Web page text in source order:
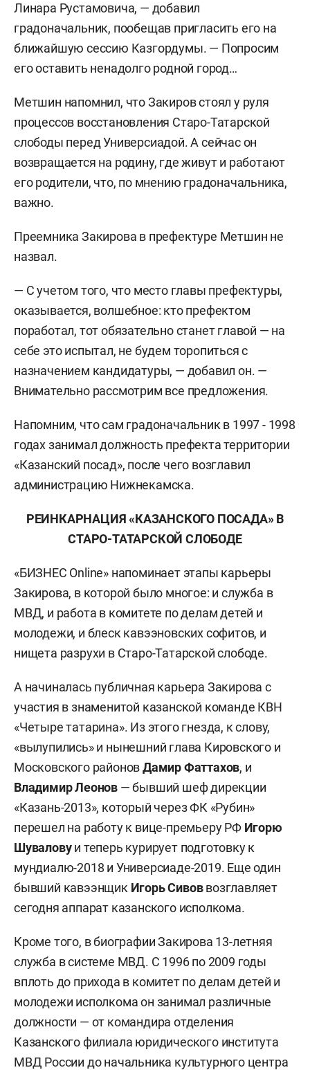
Линара Рустамовича, — добавил
градоначальник, пообещав пригласить его на
ближайшую сессию Казгордумы. — Попросим
его оставить ненадолго родной город…
Метшин напомнил, что Закиров стоял у руля
процессов восстановления Старо-Татарской
слободы перед Универсиадой. А сейчас он
возвращается на родину, где живут и работают
его родители, что, по мнению градоначальника,
важно.
Преемника Закирова в префектуре Метшин не
назвал.
— С учетом того, что место главы префектуры,
оказывается, волшебное: кто префектом
поработал, тот обязательно станет главой — на
себе это испытал, не будем торопиться с
назначением кандидатуры, — добавил он. —
Внимательно рассмотрим все предложения.
Напомним, что сам градоначальник в 1997 - 1998
годах занимал должность префекта территории
«Казанский посад», после чего возглавил
администрацию Нижнекамска.
РЕИНКАРНАЦИЯ «КАЗАНСКОГО ПОСАДА» В
СТАРО-ТАТАРСКОЙ СЛОБОДЕ
«БИЗНЕС Online» напоминает этапы карьеры
Закирова, в которой было многое: и служба в
МВД, и работа в комитете по делам детей и
молодежи, и блеск кавээновских софитов, и
нищета разрухи в Старо-Татарской слободе.
А начиналась публичная карьера Закирова с
участия в знаменитой казанской команде КВН
«Четыре татарина». Из этого гнезда, к слову,
«вылупились» и нынешний глава Кировского и
Московского районовДамир Фаттахов, и
Владимир Леонов — бывший шеф дирекции
«Казань-2013», который через ФК «Рубин»
перешел на работу к вице-премьеру РФ Игорю
Шуваловуи теперь курирует подготовку к
мундиалю-2018 и Универсиаде-2019. Еще один
бывший кавээнщик Игорь Сивоввозглавляет
сегодня аппарат казанского исполкома.
Кроме того, в биографии Закирова 13-летняя
служба в системе МВД. С 1996 по 2009 годы
вплоть до прихода в комитет по делам детей и
молодежи исполкома он занимал различные
должности — от командира отделения
Казанского филиала юридического института
МВД России до начальника культурного центра